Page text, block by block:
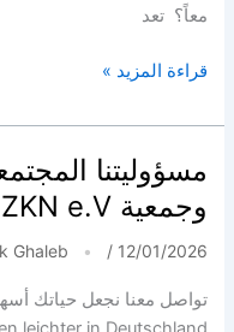
معاً؟ تعد
Kinder
Jemen:
Hoffnungsschrei
قراءة المزيد »
وجمعية ZKN e.V.
Ghaleb / 12/01/2026